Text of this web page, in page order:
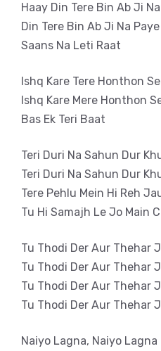
Haay Din Tere Bin Ab Ji
Din Tere Bin Ab Ji Na Paye
Saans Na Leti Raat
Ishq Kare Tere Honthon Se
Ishq Kare Mere Honthon
Bas Ek Teri Baat
Teri Duri Na Sahun Dur
Teri Duri Na Sahun Dur
Tere Pehlu Mein Hi Reh
Tu Hi Samajh Le Jo Main
Tu Thodi Der Aur Thehar
Tu Thodi Der Aur Thehar
Tu Thodi Der Aur Thehar
Tu Thodi Der Aur Thehar
Naiyo Lagna, Naiyo Lagna